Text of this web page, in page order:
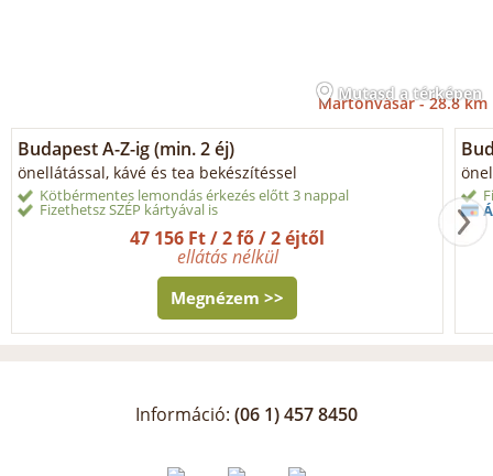
Mutasd a térképen
Martonvásár -28.8 km
Budapest A-Z-ig (min. 2 éj)
önellátással, kávé és tea bekészítéssel
Kötbérmentes lemondás érkezés előtt 3 nappal
Fizethetsz SZÉP kártyával is
47 156 Ft / 2 fő / 2 éjtől
ellátás nélkül
Megnézem >>
Információ: (06 1) 457 8450